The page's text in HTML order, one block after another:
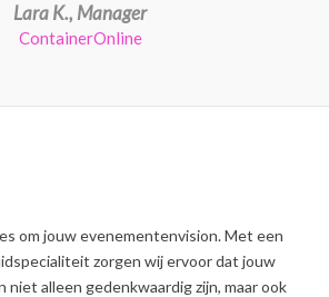
Lara K., Manager
ContainerOnline
om jouw evenementenvision. Met een
zorgen wij ervoor dat jouw
niet alleen gedenkwaardig zijn, maar ook